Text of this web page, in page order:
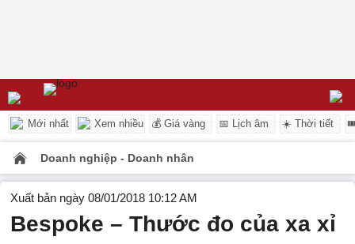
Mới nhất Xem nhiều 💰 Giá vàng 📅 Lịch âm ☀️ Thời tiết
Doanh nghiệp - Doanh nhân
Xuất bản ngày 08/01/2018 10:12 AM
Bespoke – Thước đo của xa xỉ